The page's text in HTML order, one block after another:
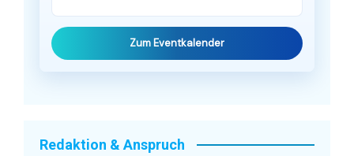
Zum Eventkalender
Redaktion & Anspruch